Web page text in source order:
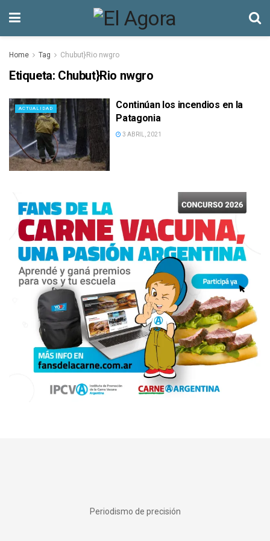
Home Tag Chubut}Rio nwgro
Etiqueta: Chubut}Rio nwgro
ACTUALIDAD
Continúan los incendios en la
Patagonia
3 ABRIL, 2021
Periodismo de precisión